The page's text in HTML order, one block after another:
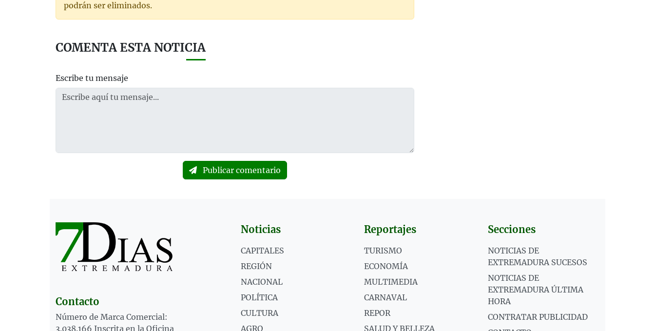
podrán ser eliminados.
COMENTA ESTA NOTICIA
Escribe tu mensaje
Publicar comentario
Contacto
Número de Marca Comercial:
3.038.166 Inscrita en la Oficina
Noticias
CAPITALES
REGIÓN
NACIONAL
POLÍTICA
CULTURA
AGRO
Reportajes
TURISMO
ECONOMÍA
MULTIMEDIA
CARNAVAL
REPOR
SALUD Y BELLEZA
Secciones
NOTICIAS DE
EXTREMADURA SUCESOS
NOTICIAS DE
EXTREMADURA ÚLTIMA
HORA
CONTRATAR PUBLICIDAD